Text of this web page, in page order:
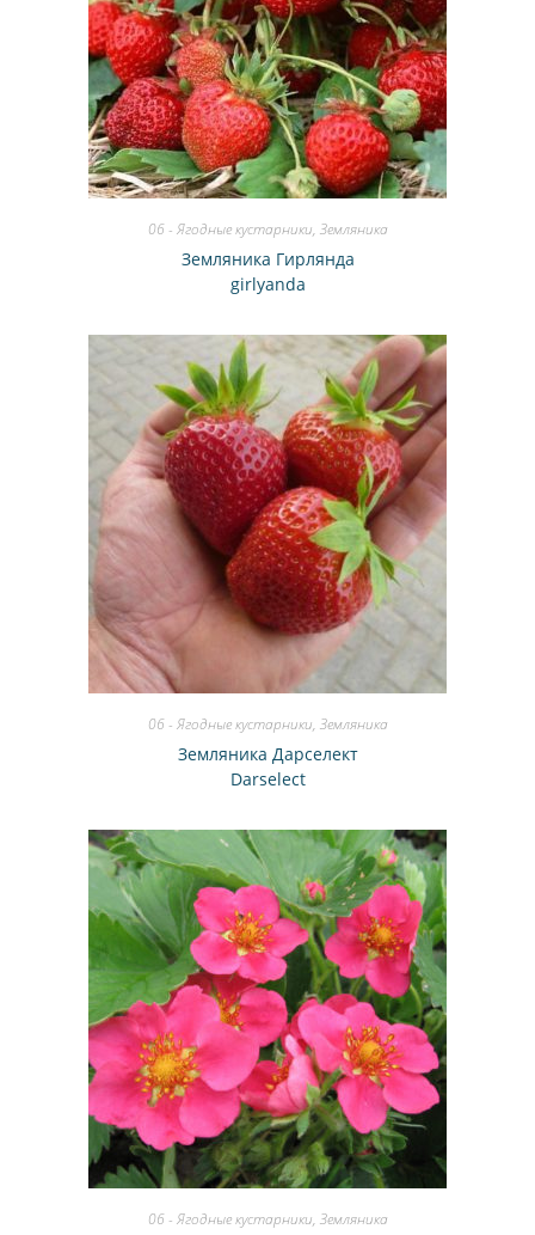
06 - Ягодные кустарники, Земляника
Земляника Гирлянда
girlyanda
06 - Ягодные кустарники, Земляника
Земляника Дарселект
Darselect
06 - Ягодные кустарники, Земляника